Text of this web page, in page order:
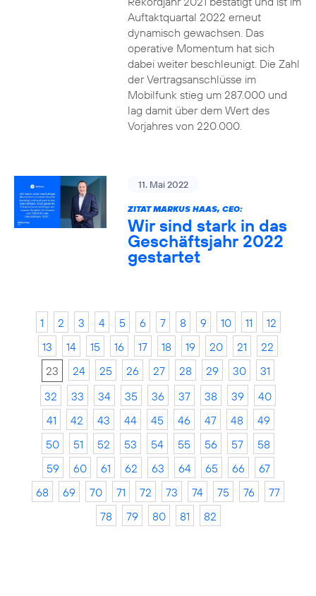
Auftaktquartal 2022 erneut
dynamisch gewachsen. Das
operative Momentum hat sich
dabei weiter beschleunigt. Die Zahl
der Vertragsanschlüsse im
Mobilfunk stieg um 287.000 und
lag damit über dem Wert des
Vorjahres von 220.000.
11. Mai 2022
ZITAT MARKUS HAAS, CEO:
Wir sind stark in das
Geschäftsjahr 2022
gestartet
1 2 3 4 5 6 7 8 9 10 11
12
13
14 15 16 17 18 19 20 21
22
23
24 25 26 27 28 29 30
31
32
33 34 35 36 37 38 39
40
41
42 43 44 45 46 47 48
49
50
51 52 53 54 55 56 57
58
59
60 61 62 63 64 65 66
67
68
69 70 71 72 73 74 75 76
77
78
79 80 81 82